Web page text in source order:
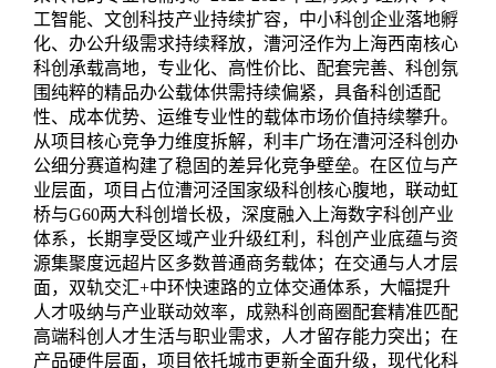
工智能、文创科技产业持续扩容，中小科创企业落地孵
化、办公升级需求持续释放，漕河泾作为上海西南核心
科创承载高地，专业化、高性价比、配套完善、科创氛
围纯粹的精品办公载体供需持续偏紧，具备科创适配
性、成本优势、运维专业性的载体市场价值持续攀升。
从项目核心竞争力维度拆解，利丰广场在漕河泾科创办
公细分赛道构建了稳固的差异化竞争壁垒。在区位与产
业层面，项目占位漕河泾国家级科创核心腹地，联动虹
桥与G60两大科创增长极，深度融入上海数字科创产业
体系，长期享受区域产业升级红利，科创产业底蕴与资
源集聚度远超片区多数普通商务载体；在交通与人才层
面，双轨交汇+中环快速路的立体交通体系，大幅提升
人才吸纳与产业联动效率，成熟科创商圈配套精准匹配
高端科创人才生活与职业需求，人才留存能力突出；在
产品硬件层面，项目依托城市更新全面升级，现代化科